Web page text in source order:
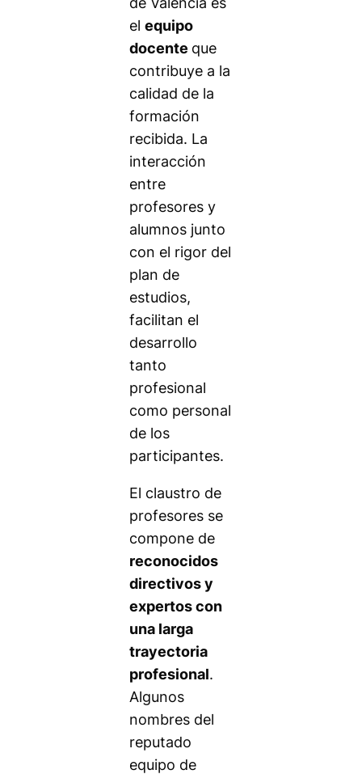
el equipo
docente que
contribuye a la
calidad de la
formación
recibida. La
interacción
entre
profesores y
alumnos junto
con el rigor del
plan de
estudios,
facilitan el
desarrollo
tanto
profesional
como personal
de los
participantes.
El claustro de
profesores se
compone de
reconocidos
directivos y
expertos con
una larga
trayectoria
profesional.
Algunos
nombres del
reputado
equipo de